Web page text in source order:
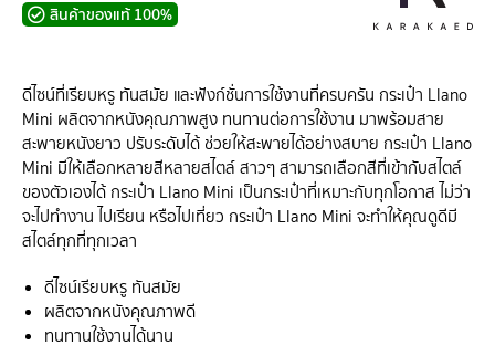
สินค้าของแท้ 100%
ดีไซน์ที่เรียบหรู ทันสมัย และฟังก์ชั่นการใช้งานที่ครบครัน กระเป๋า Llano
Mini ผลิตจากหนังคุณภาพสูง ทนทานต่อการใช้งาน มาพร้อมสาย
สะพายหนังยาว ปรับระดับได้ ช่วยให้สะพายได้อย่างสบาย กระเป๋า Llano
Mini มีให้เลือกหลายสีหลายสไตล์ สาวๆ สามารถเลือกสีที่เข้ากับสไตล์
ของตัวเองได้ กระเป๋า Llano Mini เป็นกระเป๋าที่เหมาะกับทุกโอกาส ไม่ว่า
จะไปทำงาน ไปเรียน หรือไปเที่ยว กระเป๋า Llano Mini จะทำให้คุณดูดีมี
สไตล์ทุกที่ทุกเวลา
ดีไซน์เรียบหรู ทันสมัย
ผลิตจากหนังคุณภาพดี
ทนทานใช้งานได้นาน